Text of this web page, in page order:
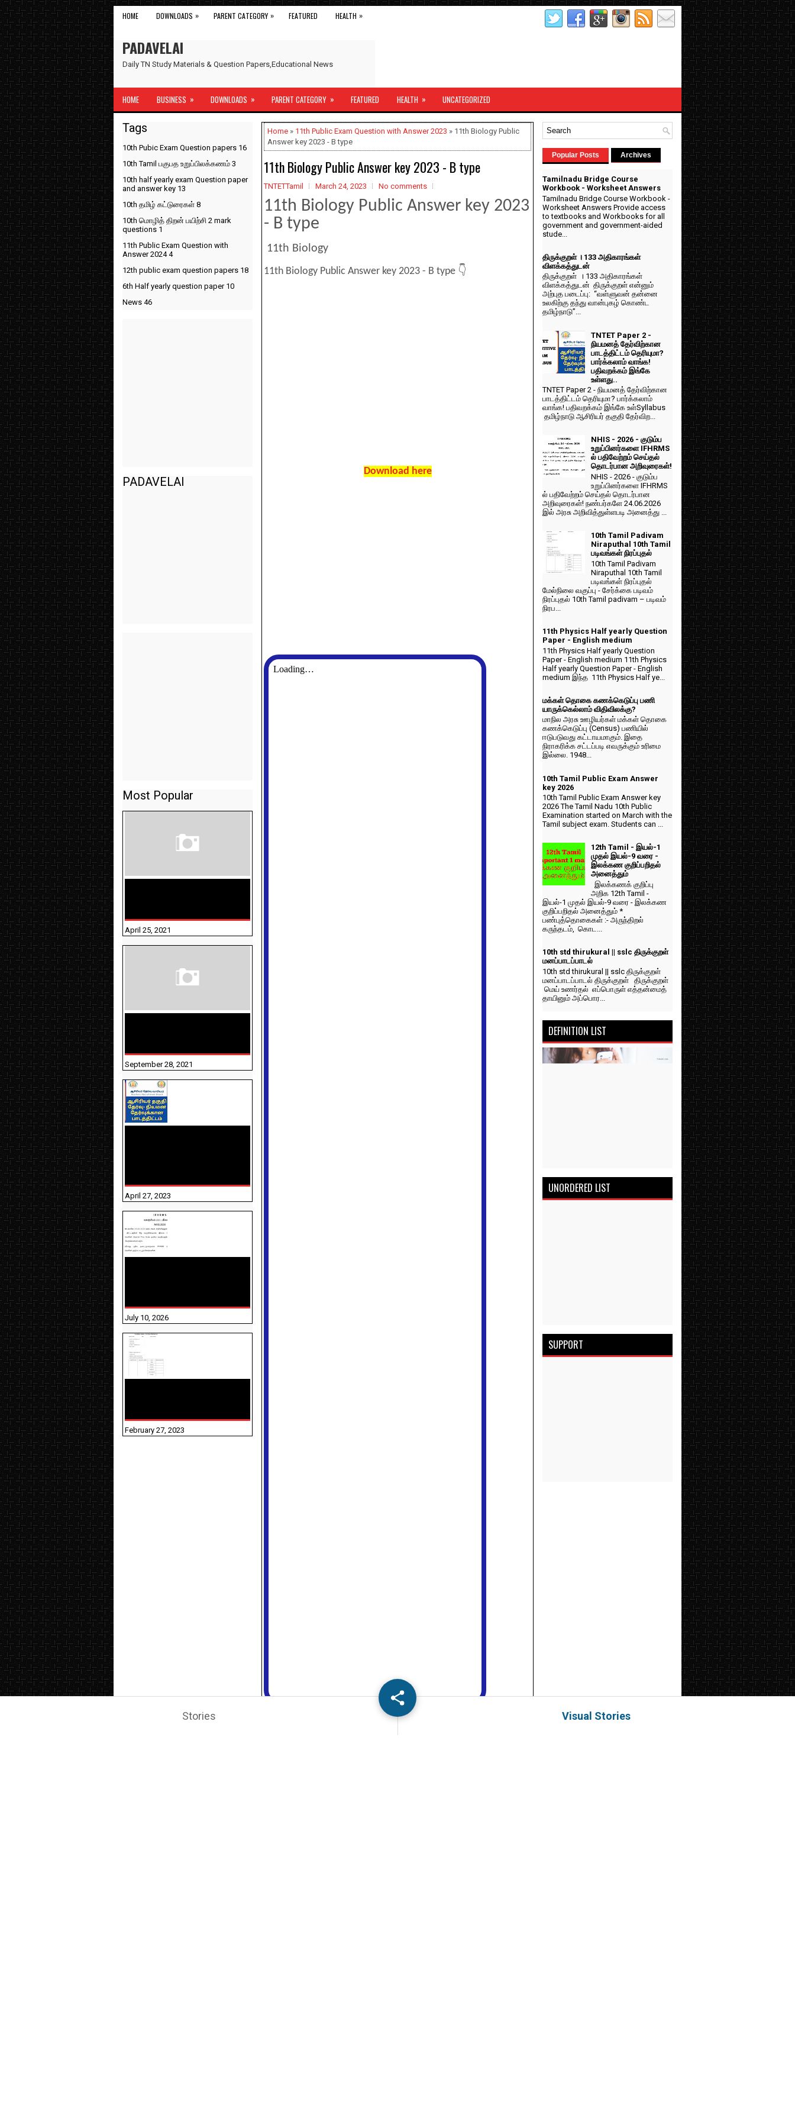
HOME DOWNLOADS » PARENT CATEGORY » FEATURED HEALTH »
PADAVELAI
Daily TN Study Materials & Question Papers,Educational News
HOME BUSINESS » DOWNLOADS » PARENT CATEGORY » FEATURED HEALTH » UNCATEGORIZED
Home » 11th Public Exam Question with Answer 2023 » 11th Biology Public
Answer key 2023 - B type
11th Biology Public Answer key 2023 - B type
TNTETTamil March 24, 2023 No comments
11th Biology Public Answer key 2023
- B type
11th Biology
11th Biology Public Answer key 2023 - B type 👇
Download here
Tags
10th Pubic Exam Question papers 16
10th Tamil பகுபத உறுப்பிலக்கணம் 3
10th half yearly exam Question paper
and answer key 13
10th தமிழ் கட்டுரைகள் 8
10th மொழித் திறன் பயிற்சி 2 mark
questions 1
11th Public Exam Question with
Answer 20244
12th public exam question papers 18
6th Half yearly question paper 10
News 46
PADAVELAI
Most Popular
April 25, 2021
September 28, 2021
April 27, 2023
July 10, 2026
February 27, 2023
Popular Posts Archives
Tamilnadu Bridge Course
Workbook - Worksheet Answers
Tamilnadu Bridge Course Workbook -
Worksheet Answers Provide access
to textbooks and Workbooks for all
government and government-aided
stude...
திருக்குறள் । 133 அதிகாரங்கள்
விளக்கத்துடன்
திருக்குறள் । 133 அதிகாரங்கள்
விளக்கத்துடன் திருக்குறள் என்னும்
அற்புத படைப்பு: “வள்ளுவன் தன்னை
உலகிற்கு தந்து வான்புகழ் கொண்ட
தமிழ்நாடு”...
TNTET Paper 2 -
நியமனத் தேர்விற்கான
பாடத்திட்டம் தெரியுமா?
பார்க்கலாம் வாங்க!
பதிவறக்கம் இங்கே
உள்ளது..
TNTET Paper 2 - நியமனத் தேர்விற்கான
பாடத்திட்டம் தெரியுமா? பார்க்கலாம்
வாங்க! பதிவறக்கம் இங்கே உள்Syllabus
தமிழ்நாடு ஆசிரியர் தகுதி தேர்விற...
NHIS - 2026 - குடும்ப
உறுப்பினர்களை IFHRMS
ல் பதிவேற்றம் செய்தல்
தொடர்பான அறிவுரைகள்!
NHIS - 2026 - குடும்ப
உறுப்பினர்களை IFHRMS
ல் பதிவேற்றம் செய்தல் தொடர்பான
அறிவுரைகள்! நண்பர்களே 24.06.2026
இல் அரசு அறிவித்துள்ளபடி அனைத்து ...
10th Tamil Padivam
Niraputhal 10th Tamil
படிவங்கள் நிரப்புதல்
10th Tamil Padivam
Niraputhal 10th Tamil
படிவங்கள் நிரப்புதல்
மேல்நிலை வகுப்பு - சேர்க்கை படிவம்
நிரப்புதல் 10th Tamil padivam – படிவம்
நிரப...
11th Physics Half yearly Question
Paper - English medium
11th Physics Half yearly Question
Paper - English medium 11th Physics
Half yearly Question Paper - English
medium இந்த 11th Physics Half ye...
மக்கள் தொகை கணக்கெடுப்பு பணி
யாருக்கெல்லாம் விதிவிலக்கு?
மாநில அரசு ஊழியர்கள் மக்கள் தொகை
கணக்கெடுப்பு (Census) பணியில்
ஈடுபடுவது கட்டாயமாகும். இதை
நிராகரிக்க சட்டப்படி எவருக்கும் உரிமை
இல்லை. 1948...
10th Tamil Public Exam Answer
key 2026
10th Tamil Public Exam Answer key
2026 The Tamil Nadu 10th Public
Examination started on March with the
Tamil subject exam. Students can ...
12th Tamil - இயல்-1
முதல் இயல்-9 வரை -
இலக்கண குறிப்பறிதல்
அனைத்தும்
இலக்கணக் குறிப்பு
அறிக 12th Tamil -
இயல்-1 முதல் இயல்-9 வரை - இலக்கண
குறிப்பறிதல் அனைத்தும் *
பண்புத்தொகைகள் :- அருந்திறல்
கருந்தடம், கொட...
10th std thirukural || sslc திருக்குறள்
மனப்பாடப்பாடல்
10th std thirukural || sslc திருக்குறள்
மனப்பாடப்பாடல் திருக்குறள் திருக்குறள்
மெய் உணர்தல் எப்பொருள் எத்தன்மைத்
தாயினும் அப்பொர...
DEFINITION LIST
UNORDERED LIST
SUPPORT
Stories Visual Stories